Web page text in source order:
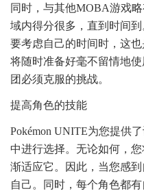
同时，与其他MOBA游戏
域内得分很多，直到时间
要考虑自己的时间时，这
将随时准备好毫不留情地
团必须克服的挑战。
提高角色的技能
Pokémon UNITE为您提供
中进行选择。无论如何，
渐适应它。因此，当您感
自己。同时，每个角色都